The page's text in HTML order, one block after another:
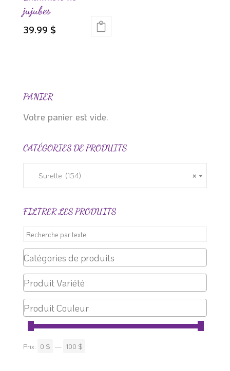
jujubes
39.99 $
variations.
options
être
choisies
la
du
produit
PANIER
Votre panier est vide.
CATÉGORIES DE PRODUITS
×
Surette (154)
FILTRER LES PRODUITS
Prix: 0 $ — 100 $